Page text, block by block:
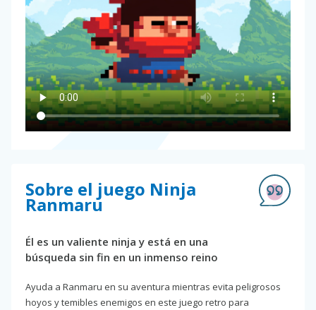
Sobre el juego Ninja
Ranmaru
Él es un valiente ninja y está en una
búsqueda sin fin en un inmenso reino
Ayuda a Ranmaru en su aventura mientras evita peligrosos
hoyos y temibles enemigos en este juego retro para